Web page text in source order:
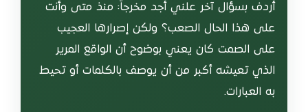
أردف بسؤال آخر علني أجد مخرجاً: منذ متى وأنت
على هذا الحال الصعب؟ ولكن إصرارها العجيب
على الصمت كان يعني بوضوح أن الواقع المرير
الذي تعيشه أكبر من أن يوصف بالكلمات أو تحيط
به العبارات.